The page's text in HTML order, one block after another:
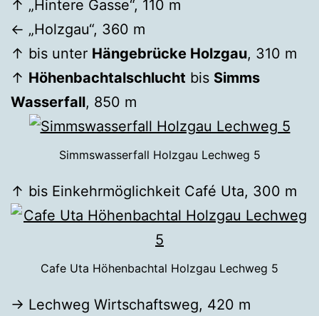
↑ „Hintere Gasse“, 110 m
← „Holzgau“, 360 m
↑ bis unter Hängebrücke Holzgau, 310 m
↑ Höhenbachtalschlucht bis Simms
Wasserfall, 850 m
Simmswasserfall Holzgau Lechweg 5
↑ bis Einkehrmöglichkeit Café Uta, 300 m
Cafe Uta Höhenbachtal Holzgau Lechweg 5
→ Lechweg Wirtschaftsweg, 420 m